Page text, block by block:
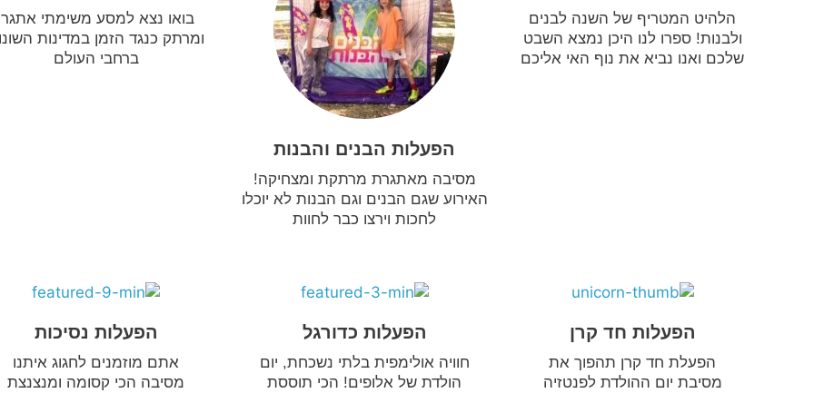
הלהיט המטריף של השנה לבנים
ולבנות! ספרו לנו היכן נמצא השבט
שלכם ואנו נביא את נוף האי אליכם
הפעלות הבנים והבנות
מסיבה מאתגרת מרתקת ומצחיקה!
האירוע שגם הבנים וגם הבנות לא יוכלו
לחכות וירצו כבר לחוות
בואו נצא למסע משימתי
ומרתק כנגד הזמן במדינות
ברחבי העולם
הפעלות חד קרן
הפעלת חד קרן תהפוך את
מסיבת יום ההולדת לפנטזיה
הפעלות כדורגל
חוויה אולימפית בלתי נשכחת, יום
הולדת של אלופים! הכי תוססת
הפעלות נסיכות
אתם מוזמנים לחגוג איתנו
מסיבה הכי קסומה ומנצנצת